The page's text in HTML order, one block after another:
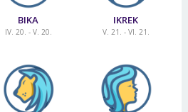
BIKA
IV. 20. - V. 20.
IKREK
V. 21. - VI. 21.